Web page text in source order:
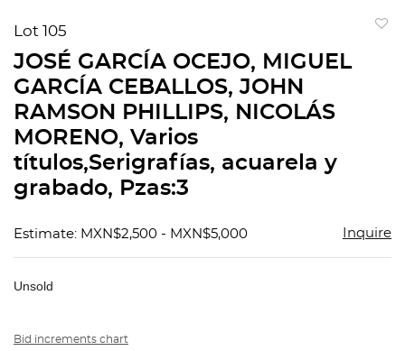
Lot 105
JOSÉ GARCÍA OCEJO, MIGUEL
GARCÍA CEBALLOS, JOHN
RAMSON PHILLIPS, NICOLÁS
MORENO, Varios
títulos,Serigrafías, acuarela y
grabado, Pzas:3
Estimate: MXN$2,500 - MXN$5,000 Inquire
Unsold
Bid increments chart